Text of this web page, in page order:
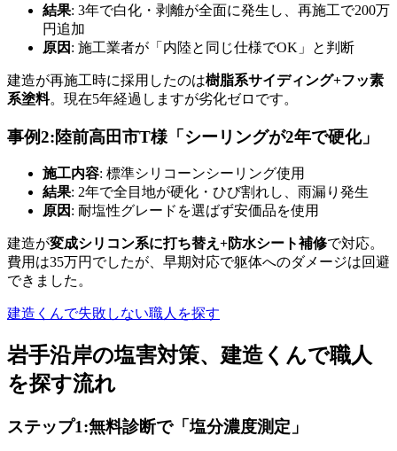
結果: 3年で白化・剥離が全面に発生し、再施工で200万
円追加
原因 : 施工業者が「内陸と同じ仕様でOK」と判断
建造が再施工時に採用したのは樹脂系サイディング+フッ素
系塗料。現在5年経過しますが劣化ゼロです。
事例2:陸前高田市T様「シーリングが2年で硬化」
施工内容: 標準シリコーンシーリング使用
結果: 2年で全目地が硬化・ひび割れし、雨漏り発生
原因 : 耐塩性グレードを選ばず安価品を使用
建造が変成シリコン系に打ち替え+防水シート補修で対応。
費用は35万円でしたが、早期対応で躯体へのダメージは回避
できました。
建造くんで失敗しない職人を探す
岩手沿岸の塩害対策、建造くんで職人
を探す流れ
ステップ1:無料診断で「塩分濃度測定」